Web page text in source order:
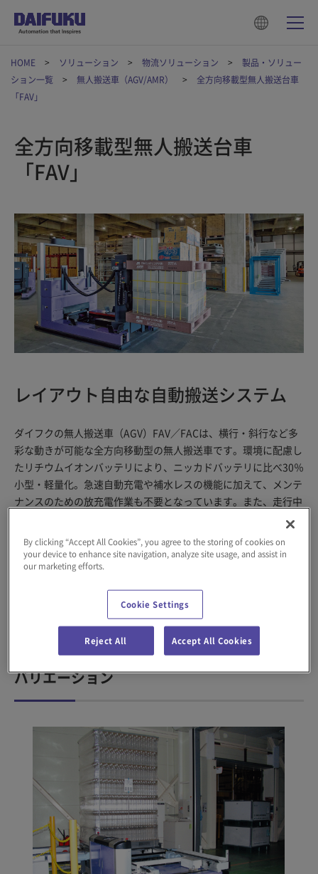
HOME ソリューション 物流ソリューション
製品・ソリュー
ション一覧
無人搬送車（AGV/AMR）
全方向移載型無人搬送台車
「FAV」
全方向移載型無人搬送台車
「FAV」
レイアウト自由な自動搬送システム
ダイフクの無人搬送車（AGV）FAV／FACは、横行・斜行など多
彩な動きが可能な全方向移動型の無人搬送車です。環境に配慮し
たリチウムイオンバッテリにより、ニッカドバッテリに比べ30％
小型・軽量化。急速自動充電や補水レスの機能に加えて、メンテ
ナンスのための放充電作業も不要となっています。また、走行中
に情報伝達ができるSS無線通信方式、自立走行可能なレーザーガ
イド方式の採用で、最も効率的な配車運用が可能です。自動倉庫
と組み合わせることで、入出庫から工程間搬送までを一貫して自
動化し、物流効率を飛躍的に向上させます。
仕掛品の工程間搬送
完成品を倉庫へ、倉庫から出荷エリアへ
バリエーション
By clicking “Accept All Cookies”, you agree to the storing of cookies on
your device to enhance site navigation, analyze site usage, and assist in
our marketing efforts.
Cookie Settings
Reject All Accept All Cookies